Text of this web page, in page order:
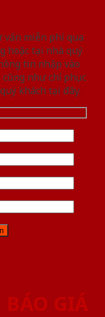
miễn phí qua
hoặc tại nhà quý
tin nhập vào
như chỉ phục
khách tại đây.
GIÁ